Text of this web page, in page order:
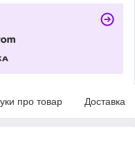
про товар Доставка